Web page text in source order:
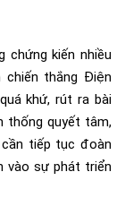
chứng kiến nhiều
chiến thắng Điện
khứ, rút ra bài
thống quyết tâm,
tiếp tục đoàn
vào sự phát triển